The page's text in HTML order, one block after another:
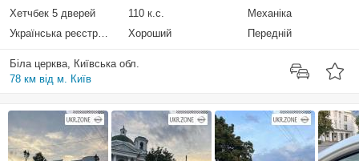
Хетчбек 5 дверей
110 к.с.
Механіка
Українська реєстрація
Хороший Передній
Біла церква, Київська обл.
78 км від м. Київ